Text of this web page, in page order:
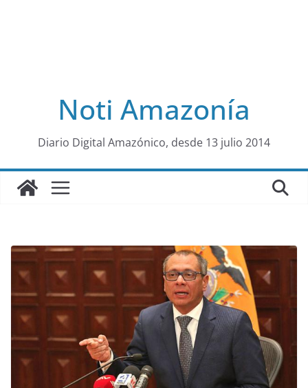
al
Noti Amazonía
Diario Digital Amazónico, desde 13 julio 2014